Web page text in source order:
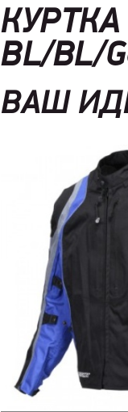
КУРТКА
BL/
ВАШ